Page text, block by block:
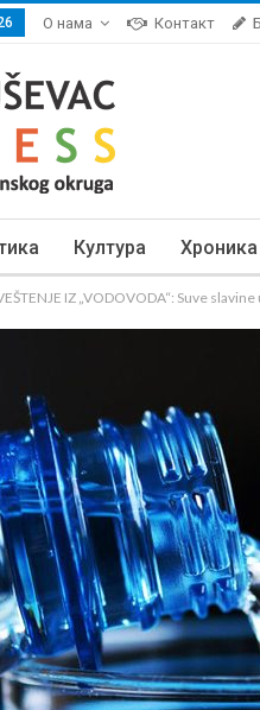
О нама Контакт
Култура Хроника
IZ „VODOVODA“: Suve